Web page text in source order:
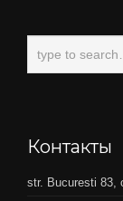
Контакты
str. Bucuresti 83,